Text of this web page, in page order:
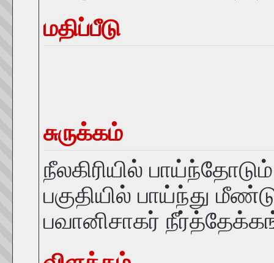
மதிப்பீடு
சுருக்கம்
நீலகிரியில்
பகுதியில் பாய்ந்து
பவானிசாகர்